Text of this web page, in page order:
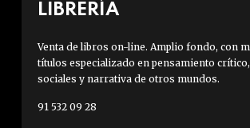
LIBRERÍA
Venta de libros on-line. Amplio fondo, con
títulos especializado en pensamiento
sociales y narrativa de otros mundos.
91 532 09 28